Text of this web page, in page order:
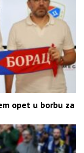
opet u borbu za